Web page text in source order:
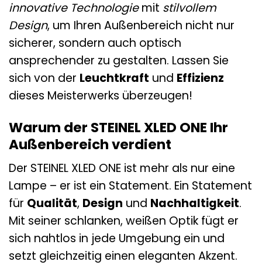
innovative Technologiemit stilvollem
Design, um Ihren Außenbereich nicht nur
sicherer, sondern auch optisch
ansprechender zu gestalten. Lassen Sie
sich von der Leuchtkraft und Effizienz
dieses Meisterwerks überzeugen!
Warum der STEINEL XLED ONE Ihr
Außenbereich verdient
Der STEINEL XLED ONE ist mehr als nur eine
Lampe – er ist ein Statement. Ein Statement
für Qualität, Design und Nachhaltigkeit.
Mit seiner schlanken, weißen Optik fügt er
sich nahtlos in jede Umgebung ein und
setzt gleichzeitig einen eleganten Akzent.